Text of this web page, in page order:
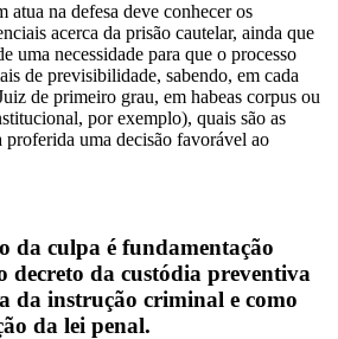
atua na defesa deve conhecer os
acerca da prisão cautelar, ainda que
uma necessidade para que o processo
de previsibilidade, sabendo, em cada
de primeiro grau, em habeas corpus ou
por exemplo), quais são as
proferida uma decisão favorável ao
da culpa é fundamentação
decreto da custódia preventiva
da instrução criminal e como
da lei penal.